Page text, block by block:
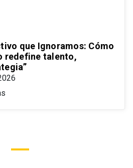
que Ignoramos: Cómo
redefine talento,